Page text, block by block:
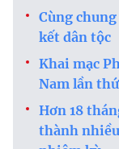
Cùng
kết dân tộc
Khai mạc
Nam lần
Hơn 18
thành